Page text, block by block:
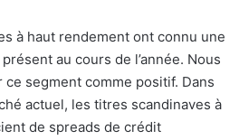
à haut rendement ont connu une
au cours de l’année. Nous
segment comme positif. Dans
actuel, les titres scandinaves à
de spreads de crédit